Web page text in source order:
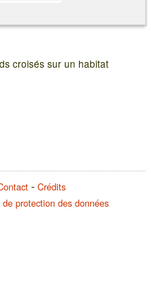
croisés sur un habitat
Crédits
protection des données